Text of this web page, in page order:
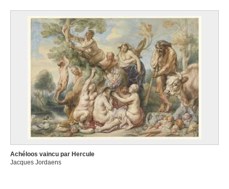
Achéloos vaincu par Hercule
Jacques Jordaens